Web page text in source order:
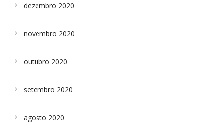
dezembro 2020
novembro 2020
outubro 2020
setembro 2020
agosto 2020